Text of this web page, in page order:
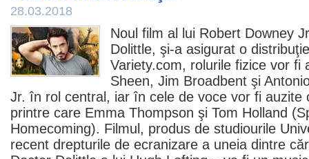
28.03.2018
Noul film al lui Robert Downey
Dolittle, şi-a asigurat o
Variety.com, rolurile fizice vor fi
Sheen, Jim Broadbent şi
Jr. în rol central, iar în cele de voce vor fi auzite
printre care Emma Thompson şi Tom Holland
Homecoming). Filmul , produs de studiourile
recent drepturile de ecranizare a uneia dintre